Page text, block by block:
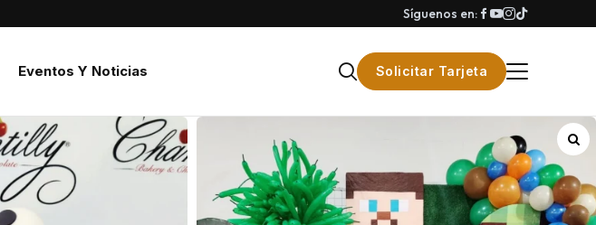
Síguenos en:
Eventos Y Noticias Solicitar Tarjeta